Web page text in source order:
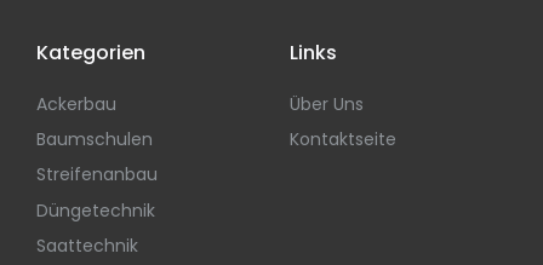
Kategorien
Ackerbau
Baumschulen
Streifenanbau
Düngetechnik
Saattechnik
Links
Über Uns
Kontaktseite